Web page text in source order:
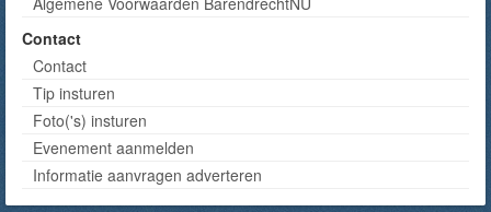
Contact
Contact
Tip insturen
Foto('s) insturen
Evenement aanmelden
Informatie aanvragen adverteren